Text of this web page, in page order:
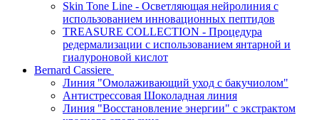
Skin Tone Line - Осветляющая нейролиния с
использованием инновационных пептидов
TREASURE COLLECTION - Процедура
редермализации с использованием янтарной и
гиалуроновой кислот
Bernard Cassiere
Линия "Омолаживающий уход с бакучиолом"
Антистрессовая Шоколадная линия
Линия "Восстановление энергии" с экстрактом